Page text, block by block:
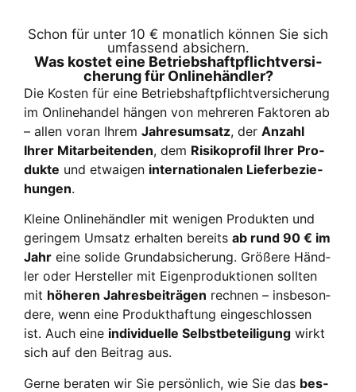
Schon für unter 10 € monat­lich kön­nen Sie sich
umfas­send absi­chern.
Was kos­tet eine Betriebs­haft­pflicht­ver­si­
che­rung für Online­händ­ler?
Die Kos­ten für eine Betriebs­haft­pflicht­ver­si­che­rung
im Online­han­del hän­gen von meh­re­ren Fak­to­ren ab
– allen vor­an Ihrem Jah­res­um­satz, der Anzahl
Ihrer Mit­ar­bei­ten­den, dem Risi­ko­pro­fil Ihrer Pro­
duk­te und etwa­igen inter­na­tio­na­len Lie­fer­be­zie­
hun­gen.
Klei­ne Online­händ­ler mit weni­gen Pro­duk­ten und
gerin­gem Umsatz erhal­ten bereits ab rund 90 € im
Jahr eine soli­de Grund­ab­si­che­rung. Grö­ße­re Händ­
ler oder Her­stel­ler mit Eigen­pro­duk­tio­nen soll­ten
mit höhe­ren Jah­res­bei­trä­gen rech­nen – ins­be­son­
de­re, wenn eine Pro­dukt­haf­tung ein­ge­schlos­sen
ist. Auch eine indi­vi­du­el­le Selbst­be­tei­li­gung wirkt
sich auf den Bei­trag aus.
Ger­ne bera­ten wir Sie per­sön­lich, wie Sie das bes­